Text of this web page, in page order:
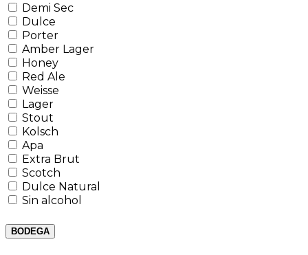
Demi Sec
Dulce
Porter
Amber Lager
Honey
Red Ale
Weisse
Lager
Stout
Kolsch
Apa
Extra Brut
Scotch
Dulce Natural
Sin alcohol
BODEGA